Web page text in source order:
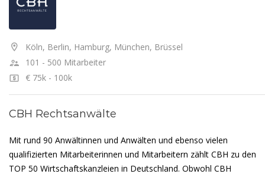
Köln, Berlin, Hamburg, München, Brüssel
101 - 500 Mitarbeiter
€ 75k - 100k
CBH Rechtsanwälte
Mit rund 90 Anwältinnen und Anwälten und ebenso vielen
qualifizierten Mitarbeiterinnen und Mitarbeitern zählt CBH zu den
TOP 50 Wirtschaftskanzleien in Deutschland. Obwohl CBH